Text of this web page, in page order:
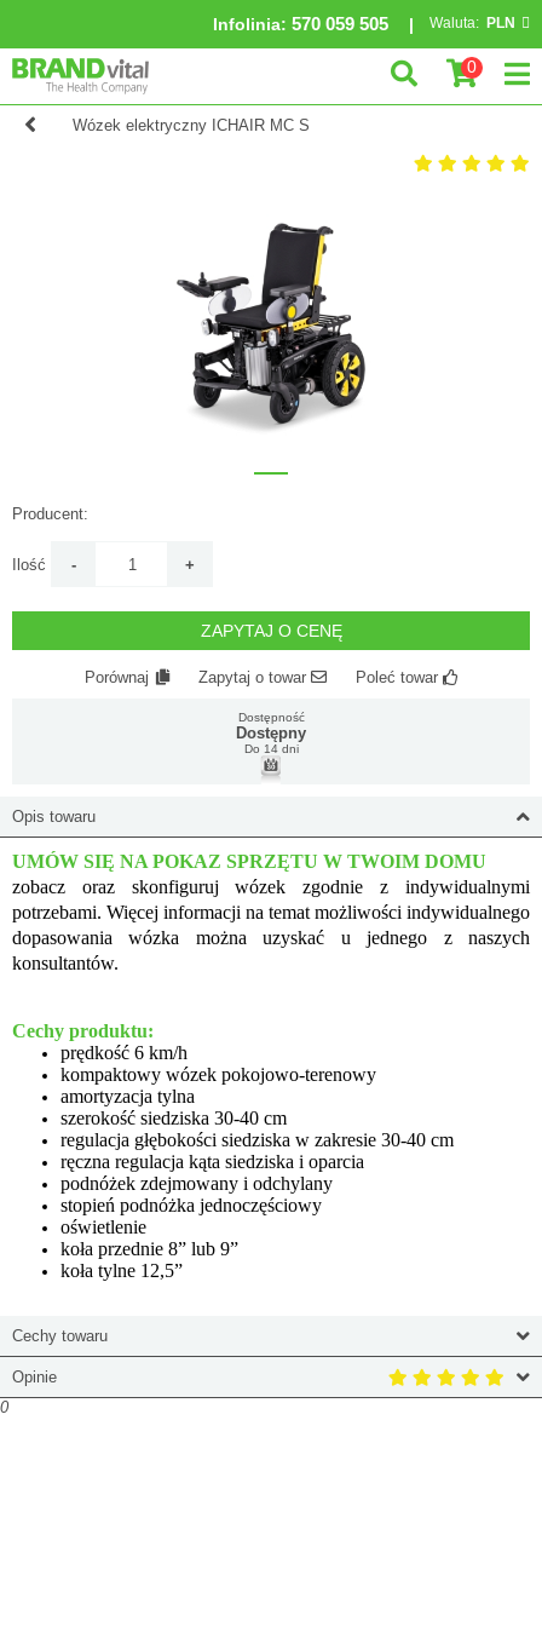
Infolinia: 570 059 505 Waluta: PLN
0
Wózek elektryczny ICHAIR MC S
Producent:
Ilość
ZAPYTAJ O CENĘ
Porównaj Zapytaj o towar Poleć towar
Dostępność
Dostępny
Do 14 dni
Opis towaru
UMÓW SIĘ NA POKAZ SPRZĘTU W TWOIM DOMU
zobacz oraz skonfiguruj wózek zgodnie z indywidualnymi
potrzebami. Więcej informacji na temat możliwości indywidualnego
dopasowania wózka można uzyskać u jednego z naszych
konsultantów.
Cechy produktu:
prędkość 6 km/h
kompaktowy wózek pokojowo-terenowy
amortyzacja tylna
szerokość siedziska 30-40 cm
regulacja głębokości siedziska w zakresie 30-40 cm
ręczna regulacja kąta siedziska i oparcia
podnóżek zdejmowany i odchylany
stopień podnóżka jednoczęściowy
oświetlenie
koła przednie 8” lub 9”
koła tylne 12,5”
Cechy towaru
Opinie
0